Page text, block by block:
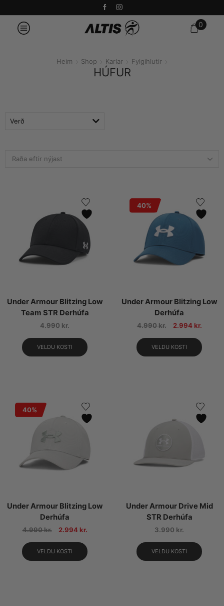
0
Heim Shop Karlar Fylgihlutir
HÚFUR
Verð
Under Armour Blitzing Low
Team STR Derhúfa
4.990 kr.
VELDU KOSTI
40%
Under Armour Blitzing Low
Derhúfa
4.990kr. 2.994 kr.
VELDU KOSTI
40%
Under Armour Blitzing Low
Derhúfa
4.990kr. 2.994 kr.
VELDU KOSTI
Under Armour Drive Mid
STR Derhúfa
3.990 kr.
VELDU KOSTI